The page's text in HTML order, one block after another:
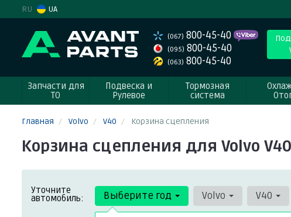
RU UA
(067) 800-45-40
(095) 800-45-40
(063) 800-45-40
Запчасти для
ТО
Подвеска и
Рулевое
Тормозная
система
Главная Volvo V40 Корзина сцепления
Корзина сцепления для Volvo
Уточните
автомобиль: Выберите год Volvo V40